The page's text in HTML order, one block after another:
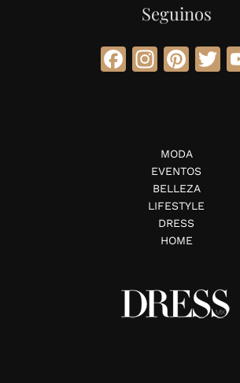
Seguinos
Facebook
MODA
EVENTOS
BELLEZA
LIFESTYLE
DRESS
HOME